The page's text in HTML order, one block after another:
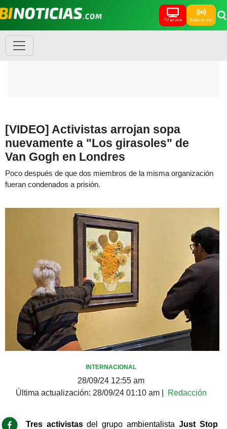
TV en vivo Radio en vivo
[VIDEO] Activistas arrojan sopa
nuevamente a "Los girasoles" de
Van Gogh en Londres
Poco después de que dos miembros de la misma organización
fueran condenados a prisión.
INTERNACIONAL
28/09/24 12:55 am
Última actualización: 28/09/24 01:10 am| Redacción
Tres activistas del grupo ambientalista Just Stop